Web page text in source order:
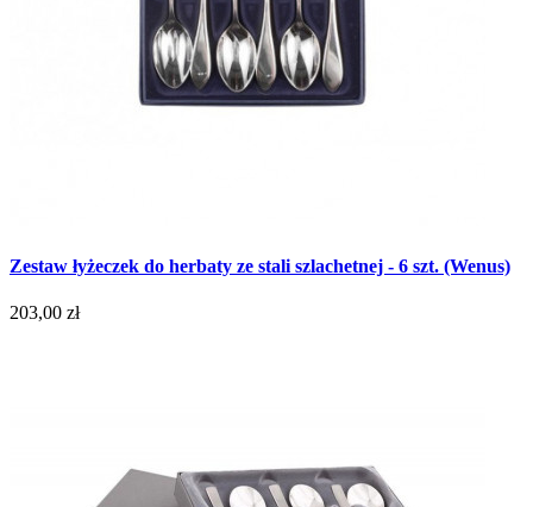
Zestaw łyżeczek do herbaty ze stali szlachetnej - 6 szt. (Wenus)
203,00 zł